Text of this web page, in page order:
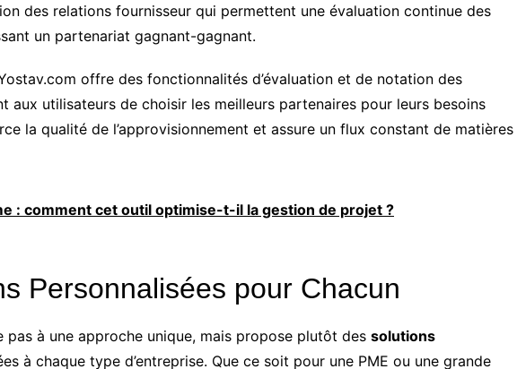
des relations fournisseur qui permettent une évaluation continue des
un partenariat gagnant-gagnant.
offre des fonctionnalités d’évaluation et de notation des
aux utilisateurs de choisir les meilleurs partenaires pour leurs besoins
la qualité de l’approvisionnement et assure un flux constant de matières
: comment cet outil optimise-t-il la gestion de projet ?
Personnalisées pour Chacun
pas à une approche unique, mais propose plutôt des solutions
à chaque type d’entreprise. Que ce soit pour une PME ou une grande